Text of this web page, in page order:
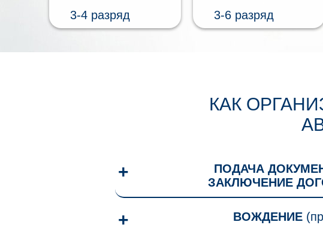
3-4 разряд 3-6 разряд
КАК
ПОДАЧА
ЗАКЛЮЧЕНИЕ
ВОЖДЕНИЕ